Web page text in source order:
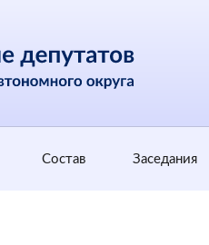
Состав Заседания